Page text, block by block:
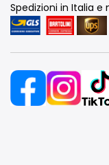
Spedizioni in Italia e